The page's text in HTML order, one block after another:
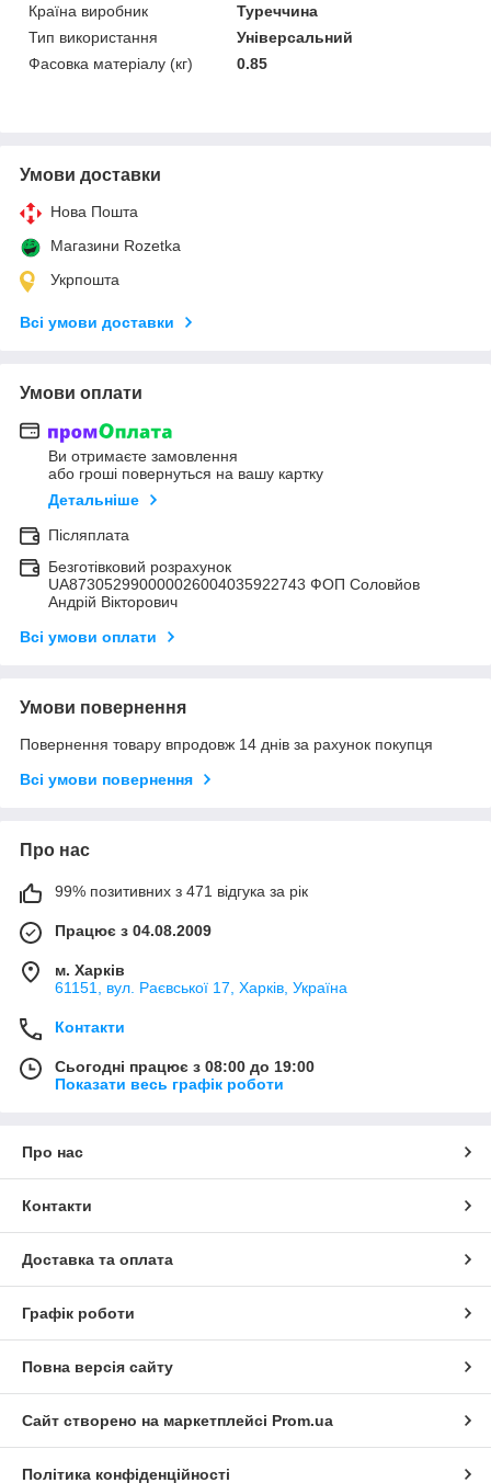
Країна виробник
Туреччина
Тип використання
Універсальний
Фасовка матеріалу (кг)
0.85
Умови доставки
Нова Пошта
Магазини Rozetka
Укрпошта
Всі умови доставки
Умови оплати
Ви отримаєте замовлення
або гроші повернуться на вашу картку
Детальніше
Післяплата
Безготівковий розрахунок
UA873052990000026004035922743 ФОП Соловйов
Андрій Вікторович
Всі умови оплати
Умови повернення
Повернення товару впродовж 14 днів за рахунок покупця
Всі умови повернення
Про нас
99% позитивних з 471 відгука за рік
Працює з 04.08.2009
м. Харків
61151, вул. Раєвської 17, Харків, Україна
Контакти
Сьогодні працює з 08:00 до 19:00
Показати весь графік роботи
Про нас
Контакти
Доставка та оплата
Графік роботи
Повна версія сайту
Сайт створено на маркетплейсі Prom.ua
Політика конфіденційності